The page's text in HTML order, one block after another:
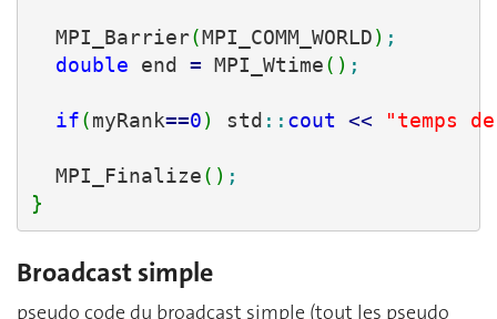
  MPI_Barrier
(MPI_COMM_WORLD) ;
double end = MPI_Wtime( ) ;
if(myRank==0) std :: cout << "temps
  MPI_Finalize
( ) ;
}
Broadcast simple
pseudo code du broadcast simple (tout les pseudo